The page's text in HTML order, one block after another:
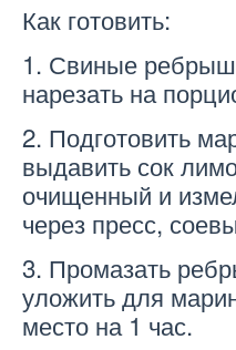
Как готовить:
1. Свиные
нарезать на
2. Подготовить
выдавить сок
очищенный и
через пресс,
3. Промазать
уложить для
место на 1 час.